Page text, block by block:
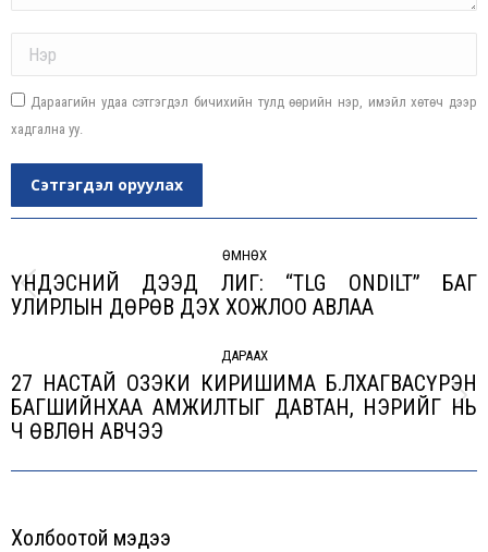
Дараагийн удаа сэтгэгдэл бичихийн тулд өөрийн нэр, имэйл хөтөч дээр
хадгална уу.
Сэтгэгдэл оруулах
ӨМНӨХ
Previous
ҮНДЭСНИЙ ДЭЭД ЛИГ: “TLG ONDILT” БАГ
УЛИРЛЫН ДӨРӨВ ДЭХ ХОЖЛОО АВЛАА
ДАРААХ
Next
27 НАСТАЙ ОЗЭКИ КИРИШИМА Б.ЛХАГВАСҮРЭН
БАГШИЙНХАА АМЖИЛТЫГ ДАВТАН, НЭРИЙГ НЬ
Ч ӨВЛӨН АВЧЭЭ
Холбоотой мэдээ